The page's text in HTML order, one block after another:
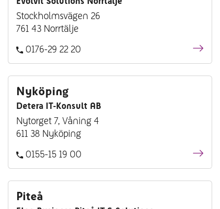
Stockholmsvägen 26
761 43 Norrtälje
0176-29 22 20
Nyköping
Detera IT-Konsult AB
Nytorget 7, Våning 4
611 38 Nyköping
0155-15 19 00
Piteå